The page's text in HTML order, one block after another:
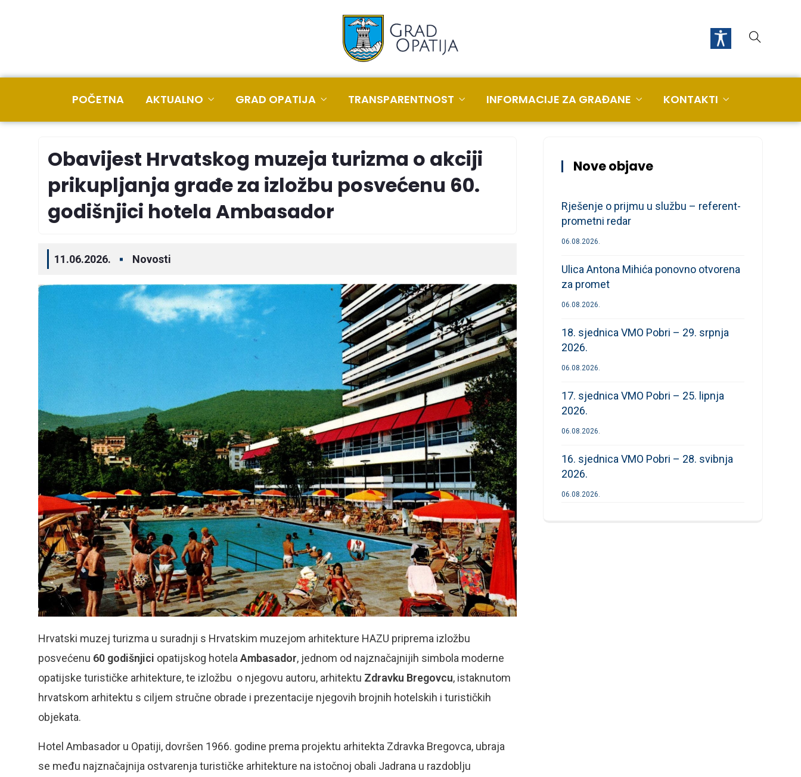
POČETNA AKTUALNO GRAD OPATIJA TRANSPARENTNOST INFORMACIJE ZA GRAĐANE KONTAKTI
Obavijest Hrvatskog muzeja turizma o akciji
prikupljanja građe za izložbu posvećenu 60.
godišnjici hotela Ambasador
11.06.2026. Novosti
Hrvatski muzej turizma u suradnji s Hrvatskim muzejom arhitekture HAZU priprema izložbu
posvećenu 60 godišnjici opatijskog hotela Ambasador, jednom od najznačajnijih simbola moderne
opatijske turističke arhitekture, te izložbu o njegovu autoru, arhitektu Zdravku Bregovcu, istaknutom
hrvatskom arhitektu s ciljem stručne obrade i prezentacije njegovih brojnih hotelskih i turističkih
objekata.
Hotel Ambasador u Opatiji, dovršen 1966. godine prema projektu arhitekta Zdravka Bregovca, ubraja
se među najznačajnija ostvarenja turističke arhitekture na istočnoj obali Jadrana u razdoblju
Nove objave
Rješenje o prijmu u službu – referent-
prometni redar
06.08.2026.
Ulica Antona Mihića ponovno otvorena
za promet
06.08.2026.
18. sjednica VMO Pobri – 29. srpnja
2026.
06.08.2026.
17. sjednica VMO Pobri – 25. lipnja
2026.
06.08.2026.
16. sjednica VMO Pobri – 28. svibnja
2026.
06.08.2026.